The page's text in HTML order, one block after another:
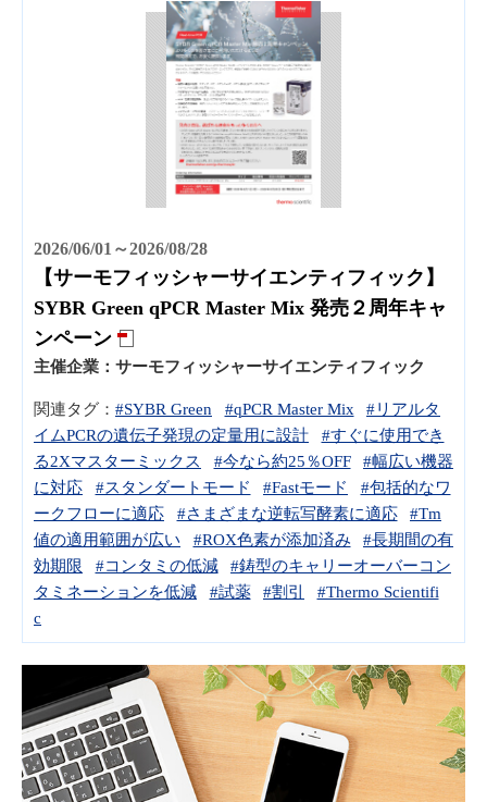
2026/06/01～2026/08/28
【サーモフィッシャーサイエンティフィック】
SYBR Green qPCR Master Mix 発売２周年キャ
ンペーン
主催企業： サーモフィッシャーサイエンティフィック
関連タグ： #SYBR Green #qPCR Master Mix
#リアルタ
イムPCRの遺伝子発現の定量用に設計
#すぐに使用でき
る2Xマスターミックス
#今なら約25％OFF
#幅広い機器
に対応
#スタンダートモード #Fastモード
#包括的なワ
ークフローに適応
#さまざまな逆転写酵素に適応
#Tm
値の適用範囲が広い
#ROX色素が添加済み
#長期間の有
効期限
#コンタミの低減
#鋳型のキャリーオーバーコン
タミネーションを低減
#試薬 #割引
#Thermo Scientifi
c